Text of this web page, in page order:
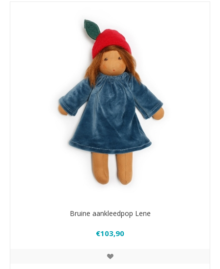
Bruine aankleedpop Lene
€103,90